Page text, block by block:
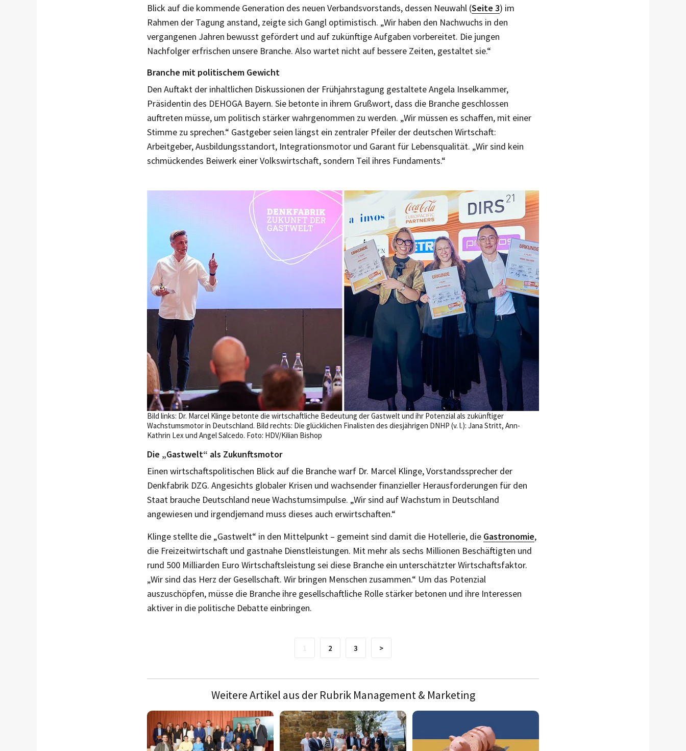
Blick auf die kommende Generation des neuen Verbandsvorstands, dessen Neuwahl (Seite 3) im
Rahmen der Tagung anstand, zeigte sich Gangl optimistisch. „Wir haben den Nachwuchs in den
vergangenen Jahren bewusst gefördert und auf zukünftige Aufgaben vorbereitet. Die jungen
Nachfolger erfrischen unsere Branche. Also wartet nicht auf bessere Zeiten, gestaltet sie.“
Branche mit politischem Gewicht
Den Auftakt der inhaltlichen Diskussionen der Frühjahrstagung gestaltete Angela Inselkammer,
Präsidentin des DEHOGA Bayern. Sie betonte in ihrem Grußwort, dass die Branche geschlossen
auftreten müsse, um politisch stärker wahrgenommen zu werden. „Wir müssen es schaffen, mit einer
Stimme zu sprechen.“ Gastgeber seien längst ein zentraler Pfeiler der deutschen Wirtschaft:
Arbeitgeber, Ausbildungsstandort, Integrationsmotor und Garant für Lebensqualität. „Wir sind kein
schmückendes Beiwerk einer Volkswirtschaft, sondern Teil ihres Fundaments.“
Bild links: Dr. Marcel Klinge betonte die wirtschaftliche Bedeutung der Gastwelt und ihr Potenzial als zukünftiger
Wachstumsmotor in Deutschland. Bild rechts: Die glücklichen Finalisten des diesjährigen DNHP (v. l.): Jana Stritt, Ann-
Kathrin Lex und Angel Salcedo. Foto: HDV/Kilian Bishop
Die „Gastwelt“ als Zukunftsmotor
Einen wirtschaftspolitischen Blick auf die Branche warf Dr. Marcel Klinge, Vorstandssprecher der
Denkfabrik DZG. Angesichts globaler Krisen und wachsender finanzieller Herausforderungen für den
Staat brauche Deutschland neue Wachstumsimpulse. „Wir sind auf Wachstum in Deutschland
angewiesen und irgendjemand muss dieses auch erwirtschaften.“
Klinge stellte die „Gastwelt“ in den Mittelpunkt – gemeint sind damit die Hotellerie, die Gastronomie,
die Freizeitwirtschaft und gastnahe Dienstleistungen. Mit mehr als sechs Millionen Beschäftigten und
rund 500 Milliarden Euro Wirtschaftsleistung sei diese Branche ein unterschätzter Wirtschaftsfaktor.
„Wir sind das Herz der Gesellschaft. Wir bringen Menschen zusammen.“ Um das Potenzial
auszuschöpfen, müsse die Branche ihre gesellschaftliche Rolle stärker betonen und ihre Interessen
aktiver in die politische Debatte einbringen.
2 3 >
Weitere Artikel aus der Rubrik Management & Marketing